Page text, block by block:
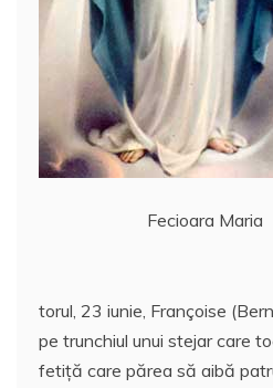
Fecioara Maria
torul, 23 iunie, Françoise
pe trunchiul unui stejar care
fetiță care părea să aibă